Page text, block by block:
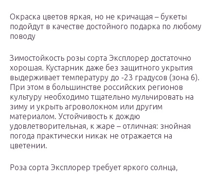
Окраска цветов яркая, но не кричащая – букеты
подойдут в качестве достойного подарка по любому
поводу
Зимостойкость розы сорта Эксплорер достаточно
хорошая. Кустарник даже без защитного укрытия
выдерживает температуру до -23 градусов (зона 6).
При этом в большинстве российских регионов
культуру необходимо тщательно мульчировать на
зиму и укрыть агроволокном или другим
материалом. Устойчивость к дождю
удовлетворительная, к жаре – отличная: знойная
погода практически никак не отражается на
цветении.
Роза сорта Эксплорер требует яркого солнца,